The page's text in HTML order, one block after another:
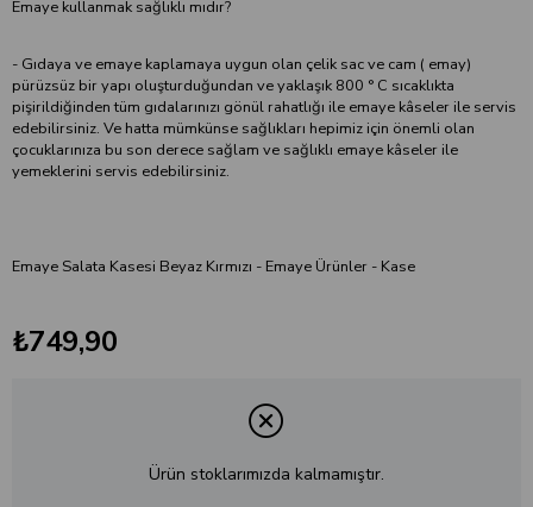
Emaye kullanmak sağlıklı mıdır?
- Gıdaya ve emaye kaplamaya uygun olan çelik sac ve cam ( emay)
pürüzsüz bir yapı oluşturduğundan ve yaklaşık 800 ° C sıcaklıkta
pişirildiğinden tüm gıdalarınızı gönül rahatlığı ile emaye kâseler ile servis
edebilirsiniz. Ve hatta mümkünse sağlıkları hepimiz için önemli olan
çocuklarınıza bu son derece sağlam ve sağlıklı emaye kâseler ile
yemeklerini servis edebilirsiniz.
Emaye Salata Kasesi Beyaz Kırmızı - Emaye Ürünler - Kase
₺749,90
Ürün stoklarımızda kalmamıştır.